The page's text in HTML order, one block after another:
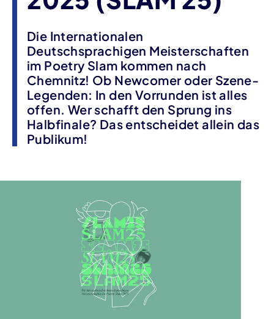
Die Internationalen
Deutschsprachigen Meisterschaften
im Poetry Slam kommen nach
Chemnitz! Ob Newcomer oder Szene-
Legenden: In den Vorrunden ist alles
offen. Wer schafft den Sprung ins
Halbfinale? Das entscheidet allein das
Publikum!